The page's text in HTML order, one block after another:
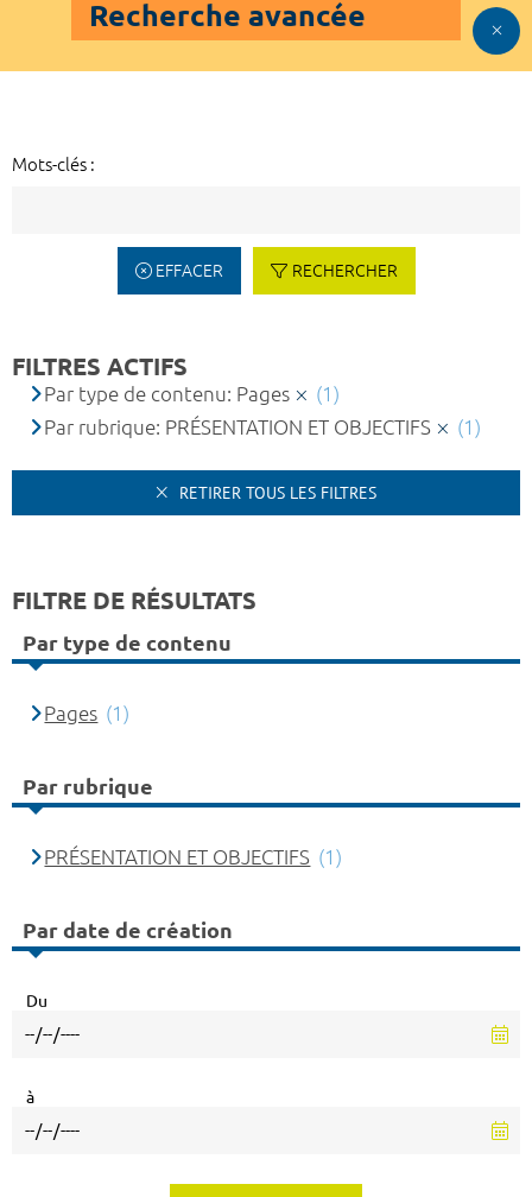
Recherche avancée
Mots-clés :
EFFACER RECHERCHER
FILTRES ACTIFS
Par type de contenu: Pages
(1)
Par rubrique: PRÉSENTATION ET OBJECTIFS
(1)
RETIRER TOUS LES FILTRES
FILTRE DE RÉSULTATS
Par type de contenu
Pages (1)
Par rubrique
PRÉSENTATION ET OBJECTIFS (1)
Par date de création
Du
à